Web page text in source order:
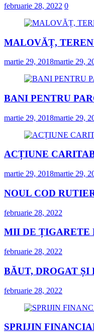
februarie 28, 2022 0
MALOVĂȚ,
martie 29, 2018martie 29,
BANI PENTRU
martie 29, 2018martie 29,
ACȚIUNE
martie 29, 2018martie 29,
NOUL COD
februarie 28, 2022
MII DE ȚIGARETE
februarie 28, 2022
BĂUT, DROGAT
februarie 28, 2022
SPRIJIN